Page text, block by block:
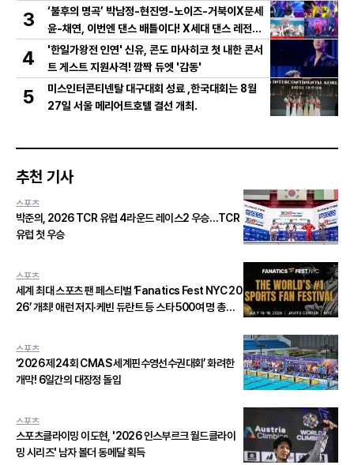
저 영상 공개!
3
‘불후의 명곡’ 박남정-현진영-노이즈-거북이X문세
윤-채연, 이번엔 댄스 배틀이다! X세대 댄스 레전드
총출동! 댄스 본능 깨운다!
4
'한일가왕전 인연' 신유, 콘도 마사히코 첫 내한 콘서
트 게스트 지원사격! 깜짝 듀엣 '감동'
5
미스인터콘티넨탈 대구대회 성료 ,한국대회는 8월
27일 서울 메리어트호텔 결선 개최.
추천 기사
스포츠
박준의, 2026 TCR 유럽 4라운드 레이스2 우승…TCR
유럽 첫 우승
스포츠
세계 최대 스포츠 팬 페스티벌 ‘Fanatics Fest NYC 20
26’ 개최! 애런 저지·케빈 듀란트 등 스타 500여 명 총출
스포츠
‘2026 제24회 CMAS 세계핀수영선수권대회’ 화려한
개막! 6일간의 대장정 돌입
스포츠
스포츠클라이밍 이도현, '2026 인스부르크 월드클라이
밍 시리즈' 남자 볼더 동메달 획득